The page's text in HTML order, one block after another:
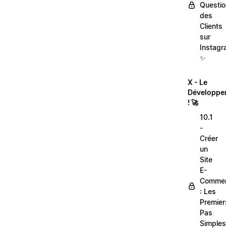
des
Clients
sur
✨
X - Le
! 🚀
10.1
-
Créer
un
Site
E-
: Les
Pas
Simples